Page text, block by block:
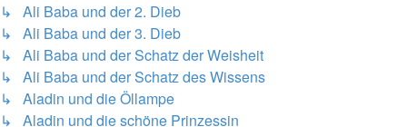
↳ Ali Baba und der 2. Dieb
↳ Ali Baba und der 3. Dieb
↳ Ali Baba und der Schatz der Weisheit
↳ Ali Baba und der Schatz des Wissens
↳ Aladin und die Öllampe
↳ Aladin und die schöne Prinzessin